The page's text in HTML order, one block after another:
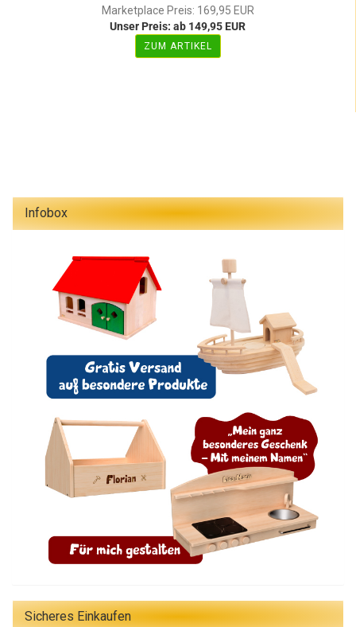
Marketplace Preis: 169,95 EUR
Unser Preis: ab 149,95 EUR
ZUM ARTIKEL
Infobox
Sicheres Einkaufen